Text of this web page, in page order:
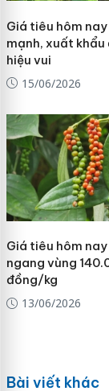
Giá tiêu hôm
mạnh, xuất khẩu
hiệu vui
15/06/2026
Giá tiêu hôm
ngang vùng
đồng/kg
13/06/2026
Bài viết khác